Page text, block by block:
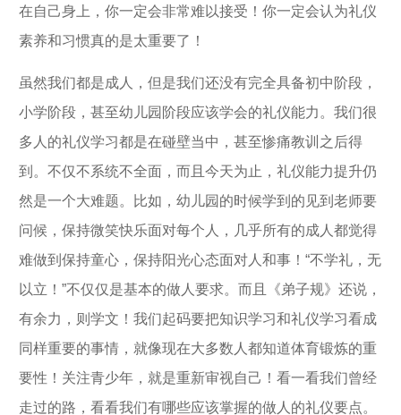
在自己身上，你一定会非常难以接受！你一定会认为礼仪
素养和习惯真的是太重要了！
虽然我们都是成人，但是我们还没有完全具备初中阶段，
小学阶段，甚至幼儿园阶段应该学会的礼仪能力。我们很
多人的礼仪学习都是在碰壁当中，甚至惨痛教训之后得
到。不仅不系统不全面，而且今天为止，礼仪能力提升仍
然是一个大难题。比如，幼儿园的时候学到的见到老师要
问候，保持微笑快乐面对每个人，几乎所有的成人都觉得
难做到保持童心，保持阳光心态面对人和事！“不学礼，无
以立！”不仅仅是基本的做人要求。而且《弟子规》还说，
有余力，则学文！我们起码要把知识学习和礼仪学习看成
同样重要的事情，就像现在大多数人都知道体育锻炼的重
要性！关注青少年，就是重新审视自己！看一看我们曾经
走过的路，看看我们有哪些应该掌握的做人的礼仪要点。